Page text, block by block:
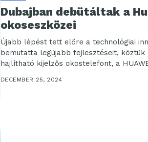
Dubajban debütáltak a
okoseszközei
Újabb lépést tett előre a technológiai
bemutatta legújabb fejlesztéseit, köztük
hajlítható kijelzős okostelefont, a
DECEMBER 25, 2024